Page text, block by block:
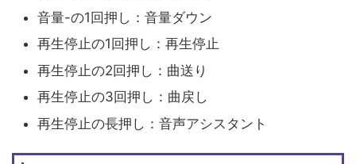
音量-の1回押し：音量ダウン
再生停止の1回押し：再生停止
再生停止の2回押し：曲送り
再生停止の3回押し：曲戻し
再生停止の長押し：音声アシスタント